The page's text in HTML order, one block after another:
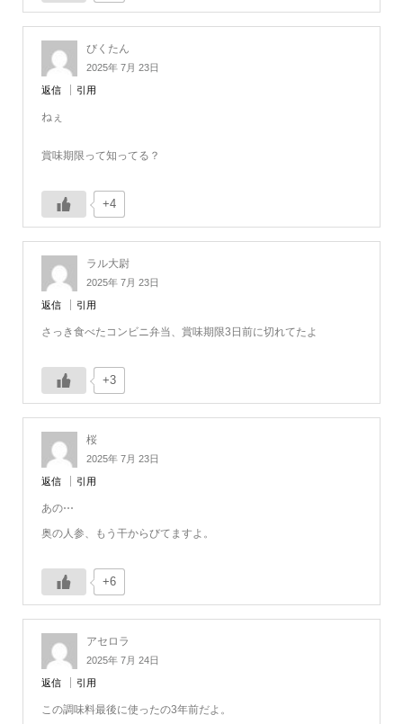
びくたん
2025年 7月 23日
返信 引用
ねぇ
賞味期限って知ってる？
+4
ラル大尉
2025年 7月 23日
返信 引用
さっき食べたコンビニ弁当、賞味期限3日前に切れてたよ
+3
桜
2025年 7月 23日
返信 引用
あの⋯
奥の人参、もう干からびてますよ。
+6
アセロラ
2025年 7月 24日
返信 引用
この調味料最後に使ったの3年前だよ。